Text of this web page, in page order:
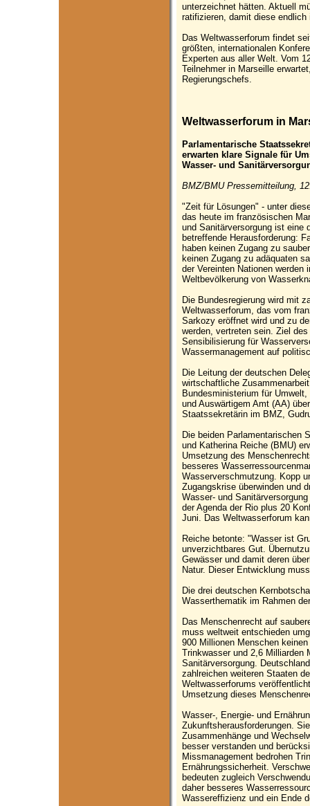
unterzeichnet hätten. Aktuell
ratifizieren, damit diese
Das Weltwasserforum findet
größten, internationalen
Experten aus aller Welt. Vom
Teilnehmer in Marseille
Regierungschefs.
Weltwasserforum in
Parlamentarische
erwarten klare Signale für
Wasser- und
BMZ/BMU Pressemitteilung,
"Zeit für Lösungen" - unter
das heute im französischen
und Sanitärversorgung ist eine
betreffende Herausforderung:
haben keinen Zugang zu
keinen Zugang zu adäquaten
der Vereinten Nationen werden
Weltbevölkerung von
Die Bundesregierung wird mit
Weltwasserforum, das vom
Sarkozy eröffnet wird und zu
werden, vertreten sein. Ziel
Sensibilisierung für
Wassermanagement auf
Die Leitung der deutschen
wirtschaftliche
Bundesministerium für
und Auswärtigem Amt (AA)
Staatssekretärin im BMZ,
Die beiden Parlamentarischen
und Katherina Reiche (BMU)
Umsetzung des
besseres
Wasserverschmutzung. Kopp
Zugangskrise überwinden und
Wasser- und
der Agenda der Rio plus 20
Juni. Das Weltwasserforum
Reiche betonte: "Wasser ist
unverzichtbares Gut.
Gewässer und damit deren
Natur. Dieser Entwicklung
Die drei deutschen
Wasserthematik im Rahmen
Das Menschenrecht auf
muss weltweit entschieden
900 Millionen Menschen
Trinkwasser und 2,6 Milliarden
Sanitärversorgung.
zahlreichen weiteren Staaten
Weltwasserforums
Umsetzung dieses
Wasser-, Energie- und
Zukunftsherausforderungen.
Zusammenhänge und
besser verstanden und
Missmanagement bedrohen
Ernährungssicherheit.
bedeuten zugleich
daher besseres
Wassereffizienz und ein Ende